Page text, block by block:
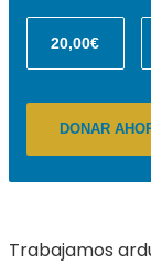
20,00€
DONAR
Trabajamos